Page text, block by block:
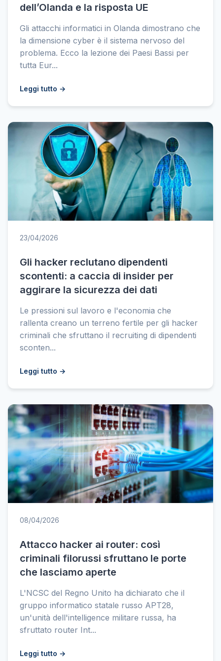
dell’Olanda e la risposta UE
Gli attacchi informatici in Olanda dimostrano che
la dimensione cyber è il sistema nervoso del
problema. Ecco la lezione dei Paesi Bassi per
tutta Eur...
Leggi tutto →
23/04/2026
Gli hacker reclutano dipendenti
scontenti: a caccia di insider per
aggirare la sicurezza dei dati
Le pressioni sul lavoro e l'economia che
rallenta creano un terreno fertile per gli hacker
criminali che sfruttano il recruiting di dipendenti
sconten...
Leggi tutto →
08/04/2026
Attacco hacker ai router: così
criminali filorussi sfruttano le porte
che lasciamo aperte
L'NCSC del Regno Unito ha dichiarato che il
gruppo informatico statale russo APT28,
un'unità dell'intelligence militare russa, ha
sfruttato router Int...
Leggi tutto →